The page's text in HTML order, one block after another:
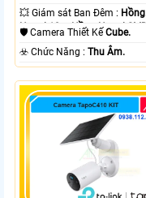
💥 Giám sát Ban Đêm : Hồng
Ngoại 10m Hồng Ngoại SMD.
🛡 Camera Thiết KếCube.
️☣️ Chức Năng :Thu Âm.